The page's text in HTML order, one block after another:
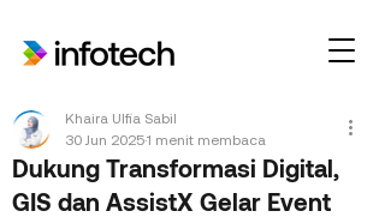
Dukung Transformasi Digital,
GIS dan AssistX Gelar Event
Khaira Ulfia Sabil
30 Jun 20251 menit membaca